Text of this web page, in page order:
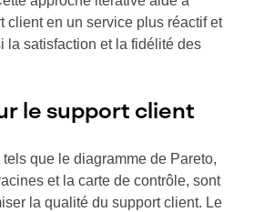
client en un service plus réactif et
la satisfaction et la fidélité des
le support client
que le diagramme de Pareto,
et la carte de contrôle, sont
la qualité du support client. Le